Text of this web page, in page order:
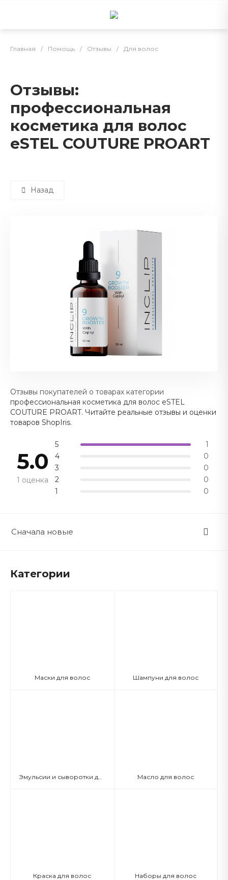
Главная / Помощь / Отзывы / Для волос
Отзывы:
профессиональная
косметика для волос
eSTEL COUTURE PROART
Назад
Отзывы покупателей о товарах категории
профессиональная косметика для волос eSTEL
COUTURE PROART. Читайте реальные отзывы и оценки
товаров ShopIris.
5.0
1 оценка
5
1
4
0
3
0
2
0
1
0
Сначала новые
Категории
Маски для волос Шампуни для волос
Масло для волос
Краска для волос Наборы для волос